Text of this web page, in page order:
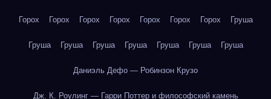
Горох Горох Горох Горох Горох Горох Горох Груша
Груша Груша Груша Груша Груша Груша Груша
Даниэль Дефо — Робинзон Крузо
Дж. К. Роулинг — Гарри Поттер и философский камень